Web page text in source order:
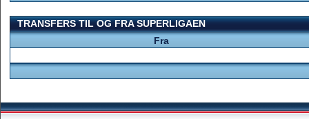
TRANSFERS TIL OG FRA SUPERLIGAEN
Fra